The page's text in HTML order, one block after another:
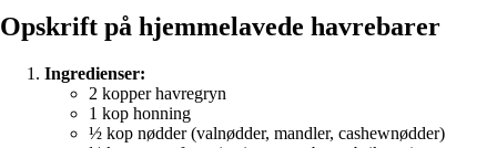
Opskrift på hjemmelavede havrebarer
Ingredienser:
2 kopper havregryn
1 kop honning
½ kop nødder (valnødder, mandler, cashewnødder)